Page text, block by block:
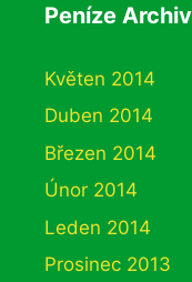
Peníze Archiv
Květen 2014
Duben 2014
Březen 2014
Únor 2014
Leden 2014
Prosinec 2013